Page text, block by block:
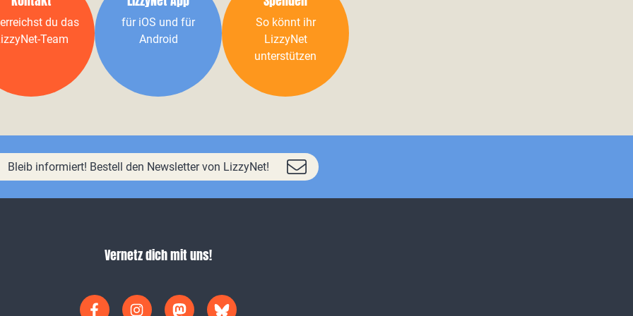
du das
Team
für iOS und für
Android
So könnt ihr
LizzyNet
unterstützen
Bleib informiert! Bestell den Newsletter von LizzyNet!
Vernetz dich mit uns!